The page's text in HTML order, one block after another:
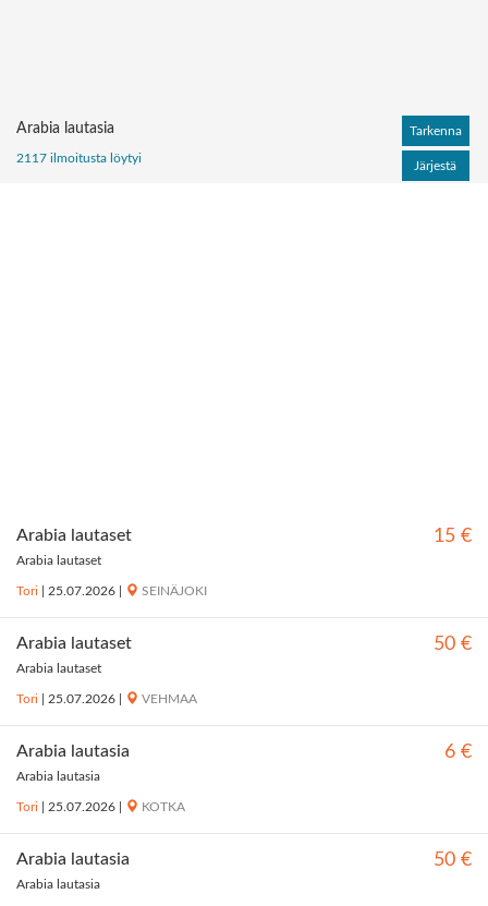
Arabia lautasia
2117 ilmoitusta löytyi
Tarkenna
Järjestä
Arabia lautaset 15 €
Arabia lautaset
Tori 25.07.2026 SEINÄJOKI
Arabia lautaset 50 €
Arabia lautaset
Tori 25.07.2026 VEHMAA
Arabia lautasia 6 €
Arabia lautasia
Tori 25.07.2026 KOTKA
Arabia lautasia 50 €
Arabia lautasia